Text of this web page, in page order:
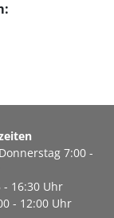
7:00 -
- 16:30 Uhr
- 12:00 Uhr